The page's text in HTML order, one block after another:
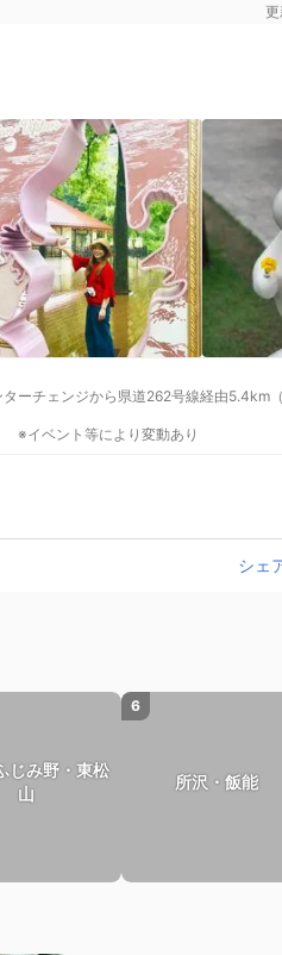
ベント等により変動あり
シェ
じみ野・東松
山
6
所沢・飯能